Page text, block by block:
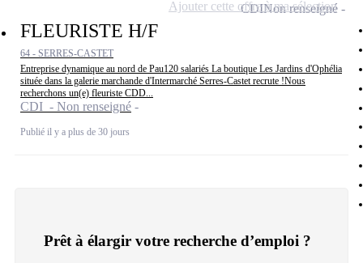
FLEURISTE H/F
64 - SERRES-CASTET
Entreprise dynamique au nord de Pau120 salariés La boutique Les Jardins d'Ophélia
située dans la galerie marchande d'Intermarché Serres-Castet recrute !Nous
recherchons un(e) fleuriste CDD...
CDI - Non renseigné
Publié il y a plus de 30 jours
CDINon renseigné
Ajouter cette offre à ma sélection
Prêt à élargir votre recherche d’emploi ?